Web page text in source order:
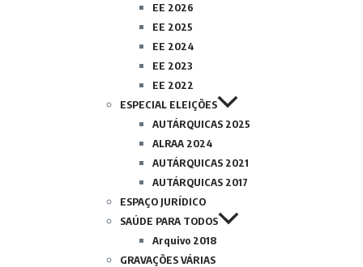
EE 2026
EE 2025
EE 2024
EE 2023
EE 2022
ESPECIAL ELEIÇÕES
AUTÁRQUICAS 2025
ALRAA 2024
AUTÁRQUICAS 2021
AUTÁRQUICAS 2017
ESPAÇO JURÍDICO
SAÚDE PARA TODOS
Arquivo 2018
GRAVAÇÕES VÁRIAS